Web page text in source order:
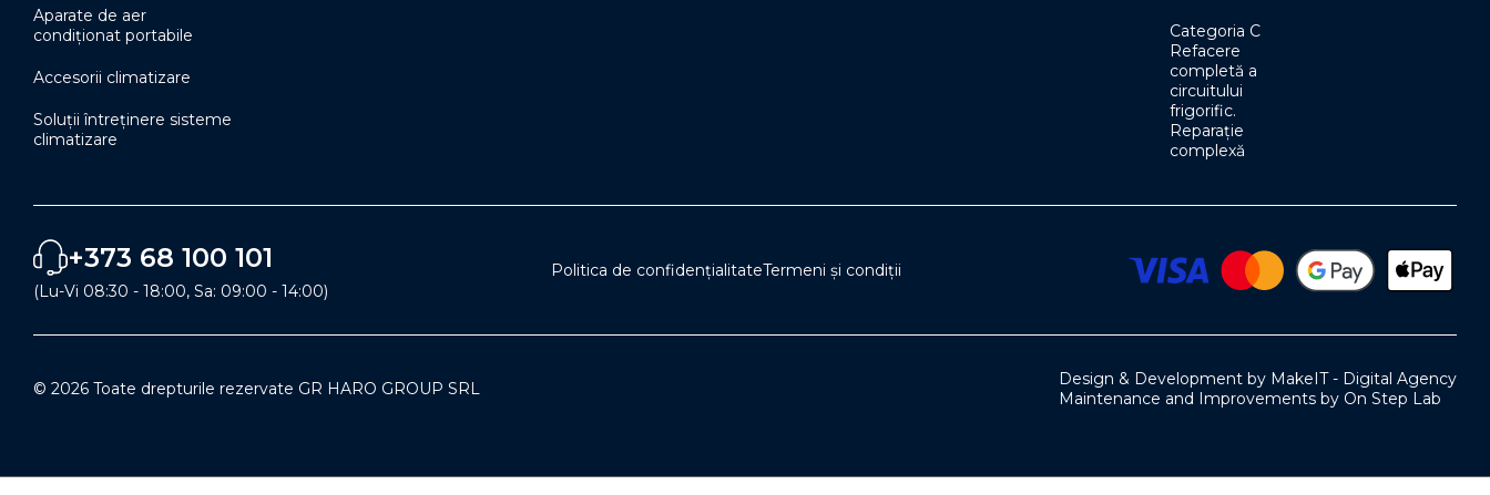
Aparate de aer
condiționat portabile
Accesorii climatizare
Soluţii întreţinere sisteme
climatizare
Categoria C
Refacere
completă a
circuitului
frigorific.
Reparație
complexă
+373 68 100 101
(Lu-Vi 08:30 - 18:00, Sa: 09:00 - 14:00)
Politica de confidențialitateTermeni și condiții
© 2026 Toate drepturile rezervate GR HARO GROUP SRL
Design & Development by MakeIT - Digital Agency
Maintenance and Improvements by On Step Lab